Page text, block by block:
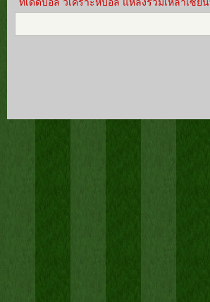
ทีเด็ดบอล วิเคราะห์บอล แหล่งรวมเหล่าเซีย